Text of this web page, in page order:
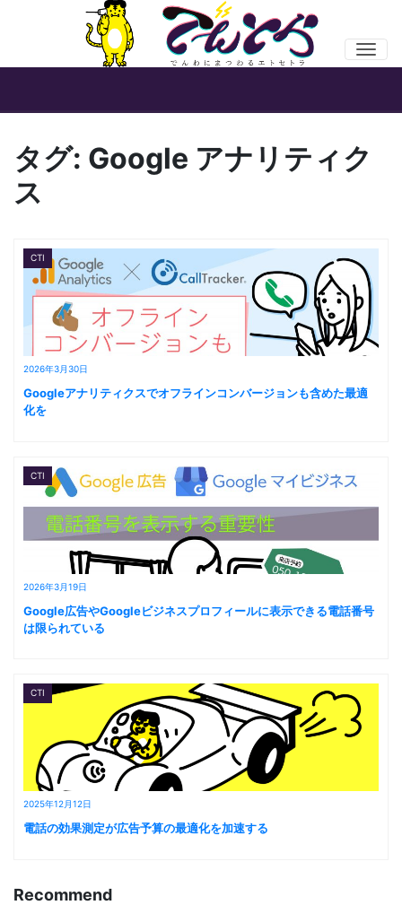
タグ: Google アナリティク
ス
2026年3月30日
CTI
Googleアナリティクスでオフラインコンバージョンも含めた最適
化を
2026年3月19日
CTI
Google広告やGoogleビジネスプロフィールに表示できる電話番号
は限られている
2025年12月12日
CTI
電話の効果測定が広告予算の最適化を加速する
Recommend